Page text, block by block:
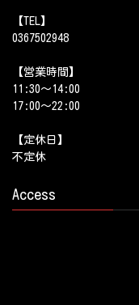
【TEL】
0367502948
【営業時間】
11:30～14:00
17:00～22:00
【定休日】
不定休
Access